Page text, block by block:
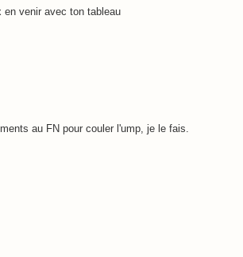
venir avec ton tableau
au FN pour couler l'ump, je le fais.